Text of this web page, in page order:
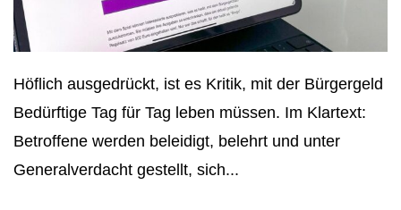
Höflich ausgedrückt, ist es Kritik, mit der Bürgergeld
Bedürftige Tag für Tag leben müssen. Im Klartext:
Betroffene werden beleidigt, belehrt und unter
Generalverdacht gestellt, sich...